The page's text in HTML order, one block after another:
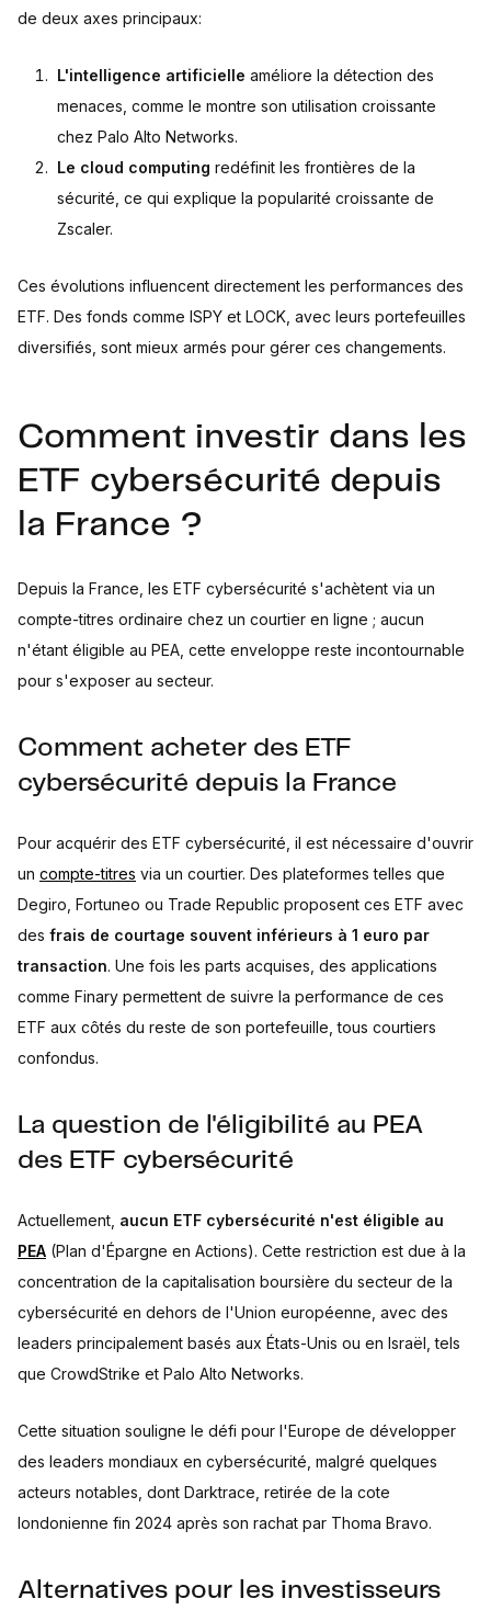
de deux axes principaux:
L'intelligence artificielle améliore la détection des
menaces, comme le montre son utilisation croissante
chez Palo Alto Networks.
Le cloud computing redéfinit les frontières de la
sécurité, ce qui explique la popularité croissante de
Zscaler.
Ces évolutions influencent directement les performances des
ETF. Des fonds comme ISPY et LOCK, avec leurs portefeuilles
diversifiés, sont mieux armés pour gérer ces changements.
Comment investir dans les
ETF cybersécurité depuis
la France ?
Depuis la France, les ETF cybersécurité s'achètent via un
compte-titres ordinaire chez un courtier en ligne ; aucun
n'étant éligible au PEA, cette enveloppe reste incontournable
pour s'exposer au secteur.
Comment acheter des ETF
cybersécurité depuis la France
Pour acquérir des ETF cybersécurité, il est nécessaire d'ouvrir
un compte-titres via un courtier. Des plateformes telles que
Degiro, Fortuneo ou Trade Republic proposent ces ETF avec
des frais de courtage souvent inférieurs à 1 euro par
transaction. Une fois les parts acquises, des applications
comme Finary permettent de suivre la performance de ces
ETF aux côtés du reste de son portefeuille, tous courtiers
confondus.
La question de l'éligibilité au PEA
des ETF cybersécurité
Actuellement, aucun ETF cybersécurité n'est éligible au
PEA (Plan d'Épargne en Actions). Cette restriction est due à la
concentration de la capitalisation boursière du secteur de la
cybersécurité en dehors de l'Union européenne, avec des
leaders principalement basés aux États-Unis ou en Israël, tels
que CrowdStrike et Palo Alto Networks.
Cette situation souligne le défi pour l'Europe de développer
des leaders mondiaux en cybersécurité, malgré quelques
acteurs notables, dont Darktrace, retirée de la cote
londonienne fin 2024 après son rachat par Thoma Bravo.
Alternatives pour les investisseurs